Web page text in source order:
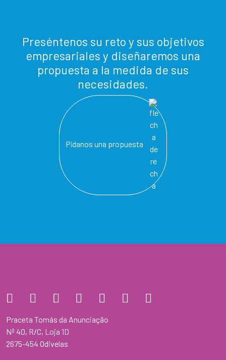
Preséntenos su reto y sus objetivos
empresariales y diseñaremos una
propuesta a la medida de sus
necesidades.
Pídanos una propuesta
Praceta Tomás da Anunciação
Nº 40, R/C, Loja 1D
2675-454 Odivelas